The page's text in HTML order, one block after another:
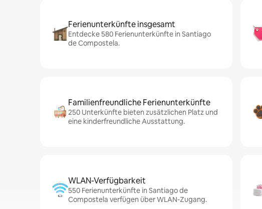
Ferienunterkünfte insgesamt
Entdecke 580 Ferienunterkünfte in Santiago
de Compostela.
Familienfreundliche Ferienunterkünfte
250 Unterkünfte bieten zusätzlichen Platz und
eine kinderfreundliche Ausstattung.
WLAN-Verfügbarkeit
550 Ferienunterkünfte in Santiago de
Compostela verfügen über WLAN-Zugang.